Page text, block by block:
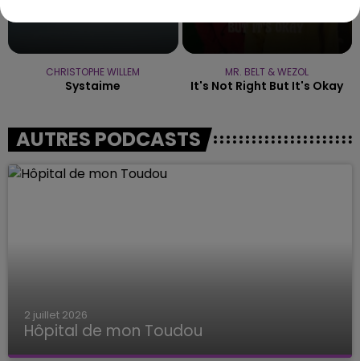
CHRISTOPHE WILLEM
Systaime
MR. BELT & WEZOL
It's Not Right But It's Okay
AUTRES PODCASTS
2 juillet 2026
Hôpital de mon Toudou
Hôpital de mon Toudou